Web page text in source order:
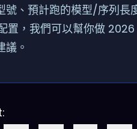
號、預計跑的模型/序列長
置，我們可以幫你做
議。